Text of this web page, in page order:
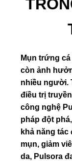
Mụn trứng
còn ảnh
nhiều người.
điều trị
công nghệ
pháp đột
khả năng
mụn, giảm
da, Pulsora